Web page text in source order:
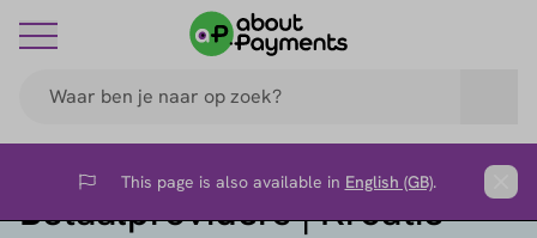
Flag This page is also available in English (GB).
Betaalproviders | Kroatië